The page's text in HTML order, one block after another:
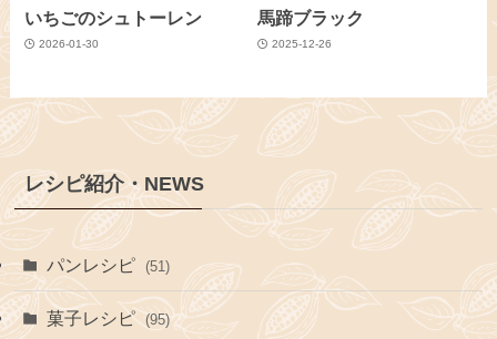
いちごのシュトーレン
2026-01-30
馬蹄ブラック
2025-12-26
レシピ紹介・NEWS
パンレシピ (51)
菓子レシピ (95)